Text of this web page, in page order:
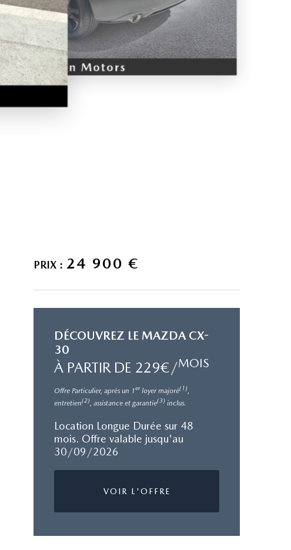
PRIX : 24 900 €
DÉCOUVREZ LE MAZDA CX-
30
À PARTIR DE 229€/MOIS
Offre Particulier, après un 1erloyer majoré(1)
entretien(2) , assistance et garantie(3) inclus.
Location Longue Durée sur 48
mois. Offre valable jusqu'au
30/09/2026
VOIR L'OFFRE